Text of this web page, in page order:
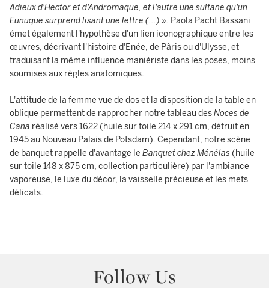
Adieux d'Hector et d'Andromaque, et l'autre une sultane qu'un
Eunuque surprend lisant une lettre (...) ». Paola Pacht Bassani
émet également l'hypothèse d'un lien iconographique entre les
œuvres, décrivant l'histoire d'Enée, de Pâris ou d'Ulysse, et
traduisant la même influence maniériste dans les poses, moins
soumises aux règles anatomiques.
L'attitude de la femme vue de dos et la disposition de la table en
oblique permettent de rapprocher notre tableau desNoces de
Cana réalisé vers 1622 (huile sur toile 214 x 291 cm, détruit en
1945 au Nouveau Palais de Potsdam). Cependant, notre scène
de banquet rappelle d'avantage le Banquet chez Ménélas(huile
sur toile 148 x 875 cm, collection particulière) par l'ambiance
vaporeuse, le luxe du décor, la vaisselle précieuse et les mets
délicats.
Follow Us